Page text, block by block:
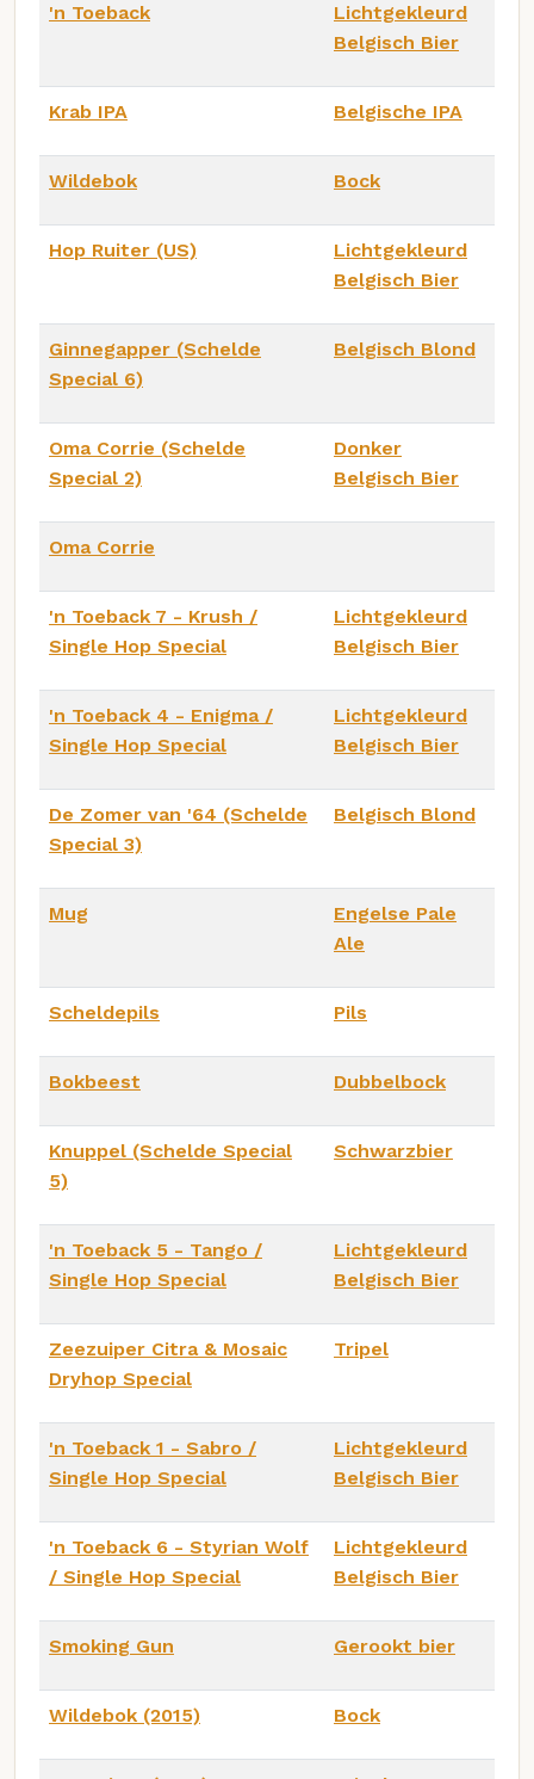
'n Toeback
Lichtgekleurd
Belgisch Bier
Krab IPA Belgische IPA
Wildebok Bock
Hop Ruiter (US)
Lichtgekleurd
Belgisch Bier
Ginnegapper (Schelde
Special 6)
Belgisch Blond
Oma Corrie (Schelde
Special 2)
Donker
Belgisch Bier
Oma Corrie
'n Toeback 7 - Krush /
Single Hop Special
Lichtgekleurd
Belgisch Bier
'n Toeback 4 - Enigma /
Single Hop Special
Lichtgekleurd
Belgisch Bier
De Zomer van '64 (Schelde
Special 3)
Belgisch Blond
Mug
Engelse Pale
Ale
Scheldepils Pils
Bokbeest Dubbelbock
Knuppel (Schelde Special
5)
Schwarzbier
'n Toeback 5 - Tango /
Single Hop Special
Lichtgekleurd
Belgisch Bier
Zeezuiper Citra & Mosaic
Dryhop Special
Tripel
'n Toeback 1 - Sabro /
Single Hop Special
Lichtgekleurd
Belgisch Bier
'n Toeback 6 - Styrian Wolf
/ Single Hop Special
Lichtgekleurd
Belgisch Bier
Smoking Gun Gerookt bier
Wildebok (2015) Bock